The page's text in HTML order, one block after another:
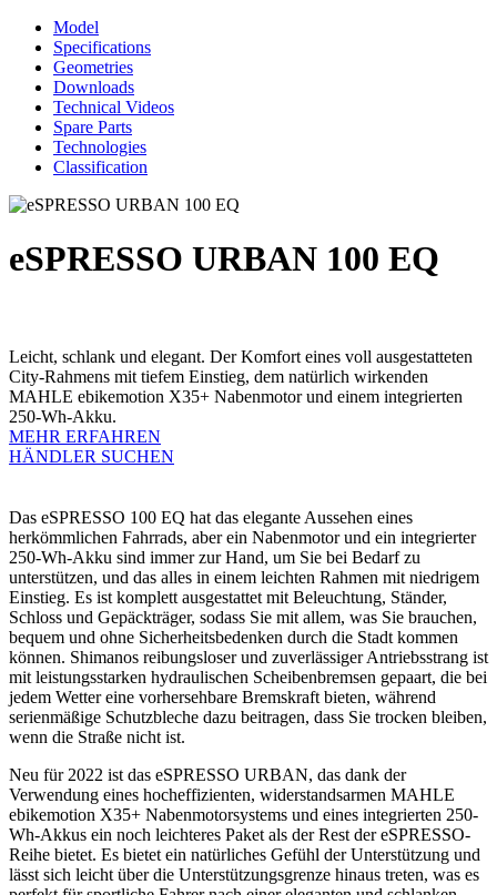
Model
Specifications
Geometries
Downloads
Technical Videos
Spare Parts
Technologies
Classification
eSPRESSO URBAN 100 EQ
Leicht, schlank und elegant. Der Komfort eines voll ausgestatteten
City-Rahmens mit tiefem Einstieg, dem natürlich wirkenden
MAHLE ebikemotion X35+ Nabenmotor und einem integrierten
250-Wh-Akku.
MEHR ERFAHREN
HÄNDLER SUCHEN
Das eSPRESSO 100 EQ hat das elegante Aussehen eines
herkömmlichen Fahrrads, aber ein Nabenmotor und ein integrierter
250-Wh-Akku sind immer zur Hand, um Sie bei Bedarf zu
unterstützen, und das alles in einem leichten Rahmen mit niedrigem
Einstieg. Es ist komplett ausgestattet mit Beleuchtung, Ständer,
Schloss und Gepäckträger, sodass Sie mit allem, was Sie brauchen,
bequem und ohne Sicherheitsbedenken durch die Stadt kommen
können. Shimanos reibungsloser und zuverlässiger Antriebsstrang ist
mit leistungsstarken hydraulischen Scheibenbremsen gepaart, die bei
jedem Wetter eine vorhersehbare Bremskraft bieten, während
serienmäßige Schutzbleche dazu beitragen, dass Sie trocken bleiben,
wenn die Straße nicht ist.
Neu für 2022 ist das eSPRESSO URBAN, das dank der
Verwendung eines hocheffizienten, widerstandsarmen MAHLE
ebikemotion X35+ Nabenmotorsystems und eines integrierten 250-
Wh-Akkus ein noch leichteres Paket als der Rest der eSPRESSO-
Reihe bietet. Es bietet ein natürliches Gefühl der Unterstützung und
lässt sich leicht über die Unterstützungsgrenze hinaus treten, was es